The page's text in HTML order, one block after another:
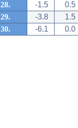
28.
-1.5
0.5
29.
-3.8
1.5
30.
-6.1 0.0